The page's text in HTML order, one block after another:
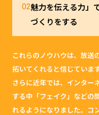
魅力を伝える力」
づくりをする
これらのノウハウは、放送
拓いてくれると信じています
さらに近年では、インター
する中「フェイク」などの
れるようになりました。コ